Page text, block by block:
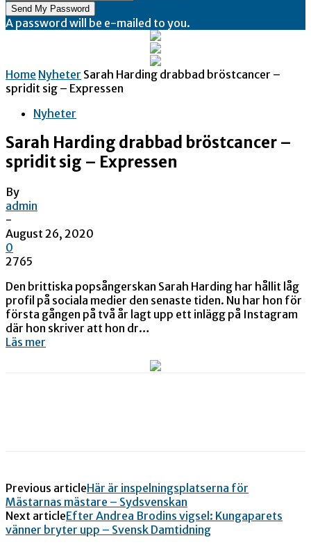
A password will be e-mailed to you.
Home Nyheter Sarah Harding drabbad bröstcancer –
spridit sig – Expressen
Nyheter
Sarah Harding drabbad bröstcancer –
spridit sig – Expressen
By
admin
-
August 26, 2020
0
2765
Den brittiska popsångerskan Sarah Harding har hållit låg
profil på sociala medier den senaste tiden. Nu har hon för
första gången på två år lagt upp ett inlägg på Instagram
där hon skriver att hon dr…
Läs mer
Previous articleHär är inspelningsplatserna för
Mästarnas mästare – Sydsvenskan
Next articleEfter Andrea Brodins vigsel: Kungaparets
vänner bryter upp – Svensk Damtidning